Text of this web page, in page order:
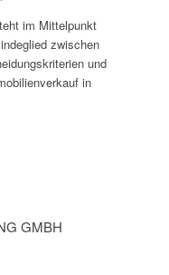
im Mittelpunkt
zwischen
und
in
GMBH